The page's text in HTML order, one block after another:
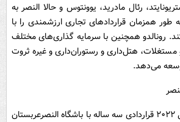
رئال مادرید، یوونتوس و حالا النصر به
طور همزمان قراردادهای تجاری ارزشمندی را با
رونالدو همچنین با سرمایه گذاری‌های مختلف
مستغلات، هتل‌داری و رستوران‌داری و غیره ثروت
می‌دهد.
رونالدو پس از جام‌جهانی ۲۰۲۲ قراردادی سه ساله با باشگاه النصرعربستان